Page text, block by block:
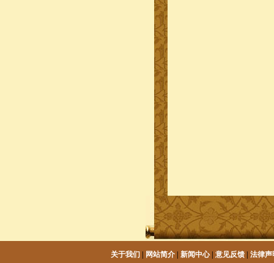
关于我们 网站简介 新闻中心| 意见反馈 法律声